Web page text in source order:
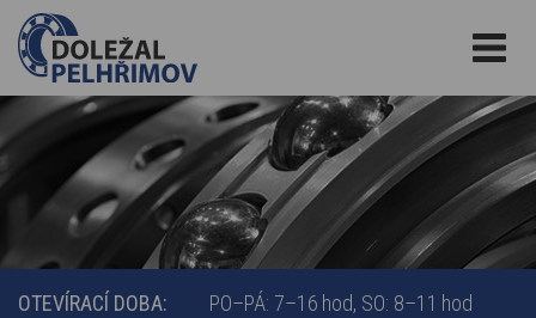
OTEVÍRACÍ DOBA: PO–PÁ: 7–16 hod SO: 8–11 hod